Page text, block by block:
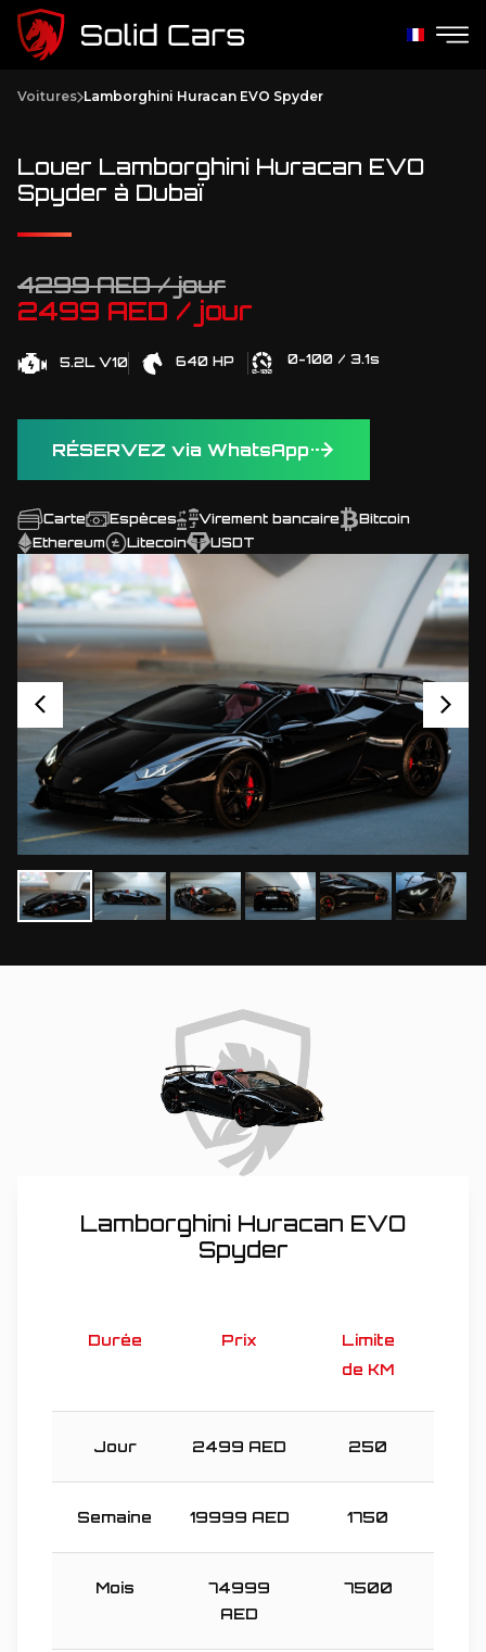
Voitures Lamborghini Huracan EVO Spyder
Louer Lamborghini Huracan EVO
Spyder à Dubaï
4299 AED / jour
2499 AED / jour
5.2L V10 640 HP 0-100 / 3.1s
RÉSERVEZ via WhatsApp
Carte Espèces Virement bancaire
Bitcoin
Ethereum
Litecoin USDT
Lamborghini Huracan EVO
Spyder
Durée Prix
Limite
de KM
Jour 2499 AED 250
Semaine 19999 AED 1750
Mois
74999
AED
7500